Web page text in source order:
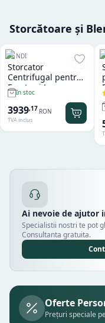
Storcătoare și
HENDI
Storcator
Centrifugal pentru
Fructe si Legume
Hendi
In stoc
3939,17 RON
TVA inclus
Ai nevoie de ajutor
Specialistii nostri te pot
Consultanta gratuita.
Oferte
Prețuri speciale